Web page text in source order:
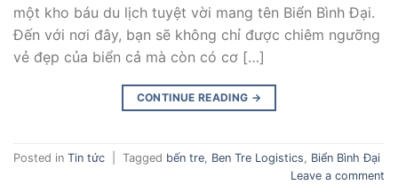
một kho báu du lịch tuyệt vời mang tên Biển Bình Đại.
Đến với nơi đây, bạn sẽ không chỉ được chiêm ngưỡng
vẻ đẹp của biển cả mà còn có cơ […]
CONTINUE READING →
Posted in Tin tức Tagged bến tre, Ben Tre Logistics, Biển Bình Đại
Leave a comment